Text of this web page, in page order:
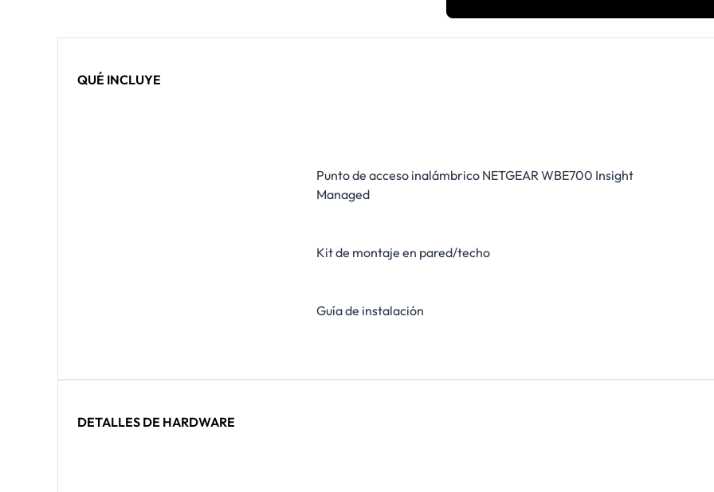
QUÉ INCLUYE
Punto de acceso inalámbrico NETGEAR WBE700 Insight
Managed
Kit de montaje en pared/techo
Guía de instalación
DETALLES DE HARDWARE